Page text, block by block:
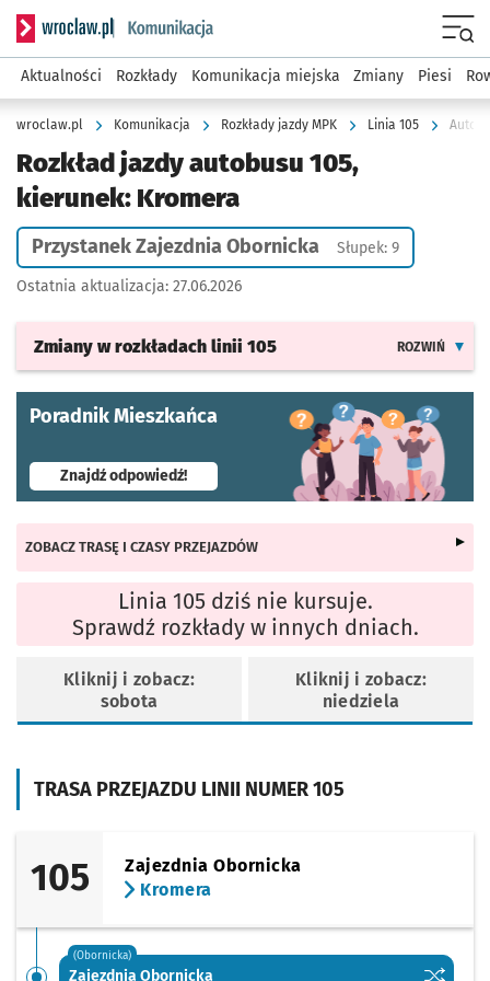
Serwis informacyjny wroclaw.pl podserwis: Komunikacja
Aktualności Rozkłady Komunikacja miejska Zmiany Piesi
wroclaw.pl Komunikacja Rozkłady jazdy MPK Linia 105
Rozkład jazdy autobusu 105,
kierunek: Kromera
Przystanek Zajezdnia Obornicka Słupek: 9
Ostatnia aktualizacja: 27.06.2026
Zmiany w rozkładach linii 105 ROZWIŃ
Poradnik Mieszkańca
Znajdź odpowiedź!- otworzy się w nowej karcie
TRASA PRZEJAZDU LINII NUMER 105
105
Zajezdnia Obornicka
Kromera
(Obornicka)
Zajezdnia Obornicka Sprawdź
ZOBACZ TRASĘ I CZASY PRZEJAZDÓW
Linia 105 dziś nie kursuje.
Sprawdź rozkłady w innych dniach.
Kliknij i zobacz:
sobota
Kliknij i zobacz:
niedziela